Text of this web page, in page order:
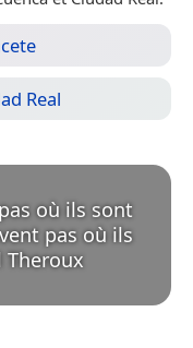
Real
où ils sont
pas où ils
Theroux